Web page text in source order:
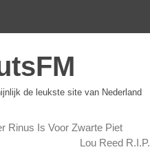
de leukste site van Nederland
Rinus Is Voor Zwarte Piet
Lou Reed R.I.P.